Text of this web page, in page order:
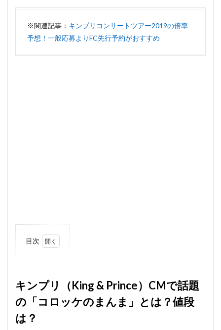
※関連記事： キンプリコンサートツアー2019の倍率
予想！一般応募よりFC先行予約がおすすめ
目次
Prince）
CMで話
題の
「コロ
ッケの
キンプリ（King & Prince）CMで話題
の「コロッケのまんま」とは？値段
は？